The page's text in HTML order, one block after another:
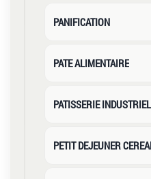
PANIFICATION
PATE ALIMENTAIRE
PATISSERIE
PETIT DEJEUNER